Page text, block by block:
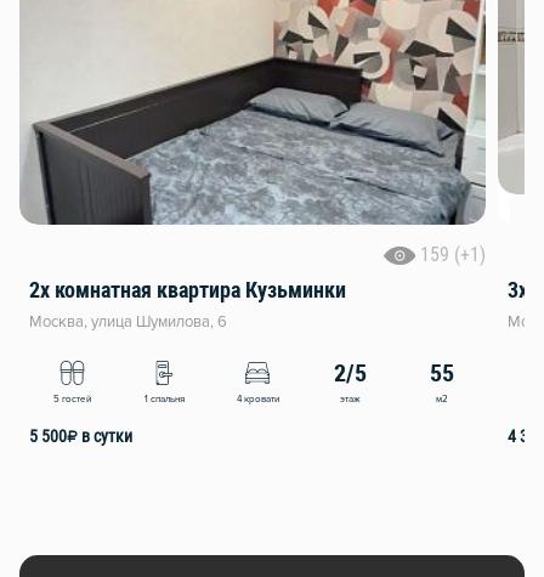
159 (+1)
2х комнатная квартира Кузьминки
Москва, улица Шумилова, 6
5 гостей 1 спальня 4 кровати
2/5
этаж
55
м2
5 500₽ в сутки
3х
4 399